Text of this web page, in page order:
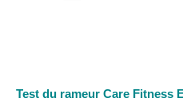
Test du rameur Care Fitness